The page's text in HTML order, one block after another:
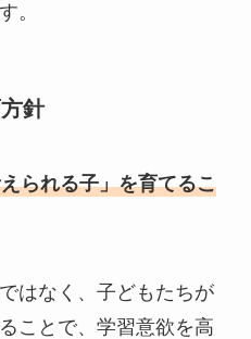
。
針
られる子」を育てるこ
はなく、子どもたちが
ことで、学習意欲を高